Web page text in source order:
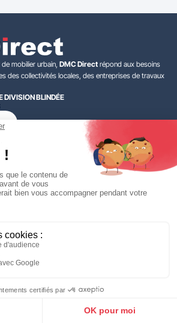
mobilier urbain, DMC Direct répond aux besoins
des collectivités locales, des entreprises de travaux
DIVISION BLINDÉE


- Réalisé par WEB2DO